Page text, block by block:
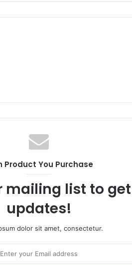
Product You Purchase
mailing list to
updates!
dolor sit amet, consectetur.